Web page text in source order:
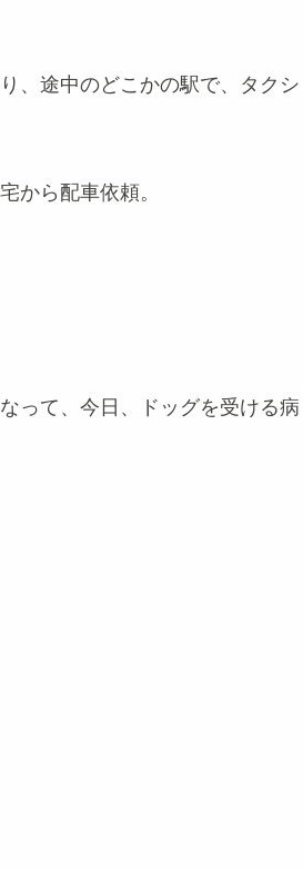
、途中のどこかの駅で、タクシ
から配車依頼。
って、今日、ドッグを受ける病